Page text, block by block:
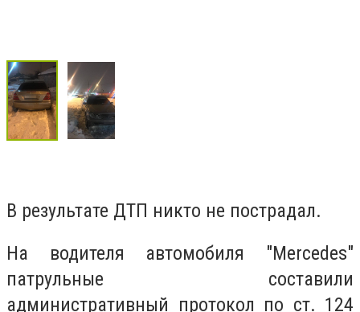
В результате ДТП никто не пострадал.
На водителя автомобиля "Mercedes"
патрульные составили
административный протокол по ст. 124